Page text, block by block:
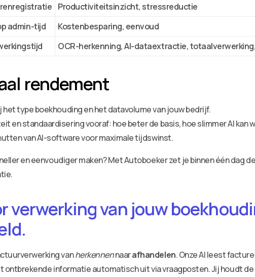
Productiviteitsinzicht, stressreductie
admin-tijd
Kostenbesparing, eenvoud
OCR-herkenning, AI-dataextractie,
rendement
het type boekhouding en het datavolume van jouw bedrijf.
en standaardisering vooraf: hoe beter de basis, hoe slimmer AI kan
van AI-software voor maximale tijdswinst.
en eenvoudiger maken? Met Autoboeker zet je binnen één dag
verwerking van jouw
vanherkennennaarafhandelen. Onze AI leest
ontbrekende informatie automatisch uit via vraagposten. Jij houdt